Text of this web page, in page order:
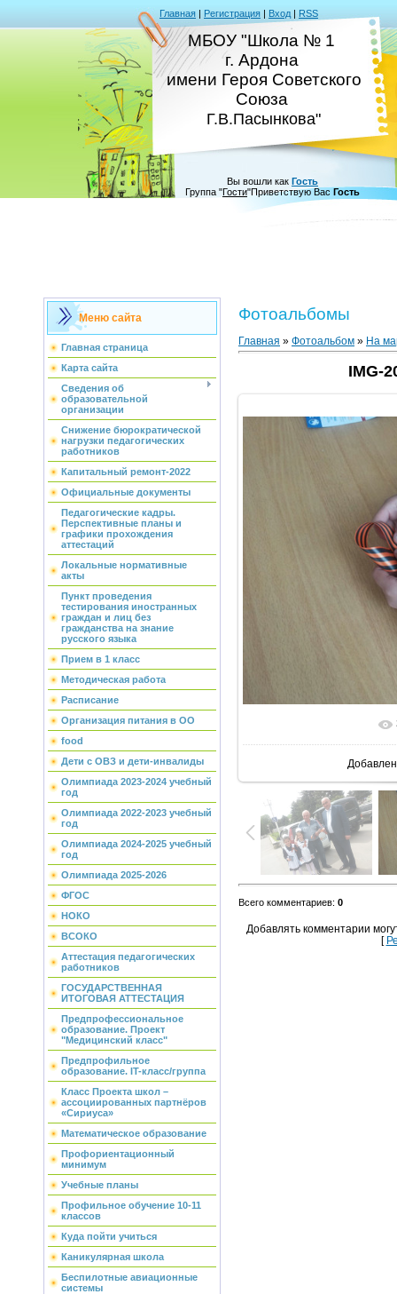
Главная | Регистрация | Вход | RSS
МБОУ "Школа № 1
г. Ардона
имени Героя Советского
Союза
Г.В.Пасынкова"
Вы вошли как Гость
Группа "Гости"Приветствую Вас Гость
Меню сайта
Главная страница
Карта сайта
Сведения об
образовательной
организации
Снижение бюрократической
нагрузки педагогических
работников
Капитальный ремонт-2022
Официальные документы
Педагогические кадры.
Перспективные планы и
графики прохождения
аттестаций
Локальные нормативные
акты
Пункт проведения
тестирования иностранных
граждан и лиц без
гражданства на знание
русского языка
Прием в 1 класс
Методическая работа
Расписание
Организация питания в ОО
food
Дети с ОВЗ и дети-инвалиды
Олимпиада 2023-2024 учебный
год
Олимпиада 2022-2023 учебный
год
Олимпиада 2024-2025 учебный
год
Олимпиада 2025-2026
ФГОС
НОКО
ВСОКО
Аттестация педагогических
работников
ГОСУДАРСТВЕННАЯ
ИТОГОВАЯ АТТЕСТАЦИЯ
Предпрофессиональное
образование. Проект
"Медицинский класс"
Предпрофильное
образование. IT-класс/группа
Класс Проекта школ –
ассоциированных партнёров
«Сириуса»
Математическое образование
Профориентационный
минимум
Учебные планы
Профильное обучение 10-11
классов
Куда пойти учиться
Каникулярная школа
Беспилотные авиационные
системы
Фотоальбомы
Главная » Фотоальбом » На
IMG-
В
Всего комментариев: 0
Добавлять комментарии
[